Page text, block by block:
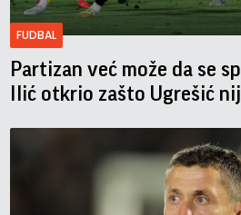
FUDBAL
Partizan već može da se
Ilić otkrio zašto Ugrešić